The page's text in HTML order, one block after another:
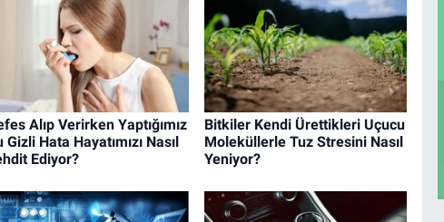
Alıp Verirken Yaptığımız
Gizli Hata Hayatımızı Nasıl
Ediyor?
Bitkiler Kendi Ürettikleri Uçucu
Moleküllerle Tuz Stresini Nasıl
Yeniyor?